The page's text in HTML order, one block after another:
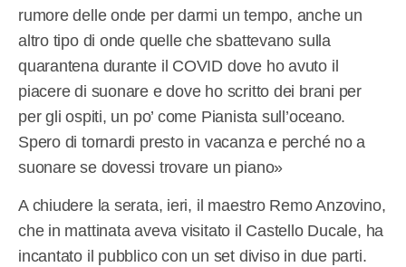
rumore delle onde per darmi un tempo, anche un
altro tipo di onde quelle che sbattevano sulla
quarantena durante il COVID dove ho avuto il
piacere di suonare e dove ho scritto dei brani per
per gli ospiti, un po’ come Pianista sull’oceano.
Spero di tornardi presto in vacanza e perché no a
suonare se dovessi trovare un piano»
A chiudere la serata, ieri, il maestro Remo Anzovino,
che in mattinata aveva visitato il Castello Ducale, ha
incantato il pubblico con un set diviso in due parti.